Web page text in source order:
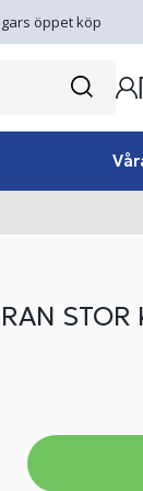
öppet köp